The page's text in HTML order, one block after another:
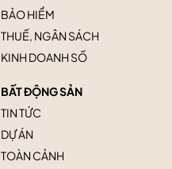
BẢO HIỂM
THUẾ, NGÂN SÁCH
KINH DOANH SỐ
BẤT ĐỘNG SẢN
TIN TỨC
DỰ ÁN
TOÀN CẢNH